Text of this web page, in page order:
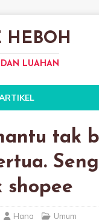
HEBOH
LUAHAN
tak
shopee
Hana Umum